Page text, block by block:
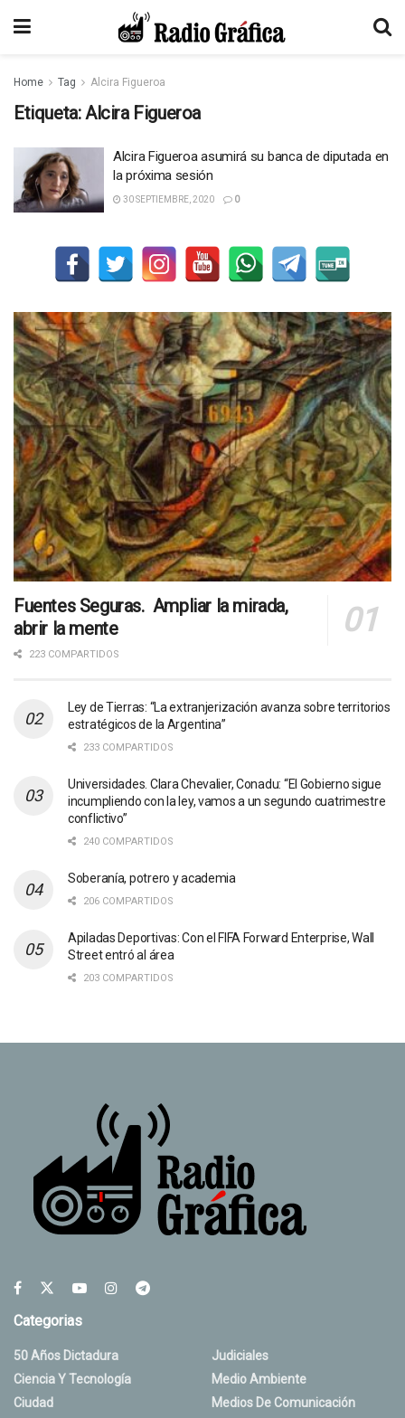
Home Tag Alcira Figueroa
Etiqueta:Alcira Figueroa
Alcira Figueroa asumirá su banca de diputada en
la próxima sesión
30 SEPTIEMBRE, 2020 0
Fuentes Seguras. Ampliar la mirada,
abrir la mente
223 COMPARTIDOS
Ley de Tierras: “La extranjerización avanza sobre territorios
estratégicos de la Argentina”
233 COMPARTIDOS
Universidades. Clara Chevalier, Conadu: “El Gobierno sigue
incumpliendo con la ley, vamos a un segundo cuatrimestre
conflictivo”
240 COMPARTIDOS
Soberanía, potrero y academia
206 COMPARTIDOS
Apiladas Deportivas: Con el FIFA Forward Enterprise, Wall
Street entró al área
203 COMPARTIDOS
Categorias
50 Años Dictadura
Ciencia Y Tecnología
Ciudad
Judiciales
Medio Ambiente
Medios De Comunicación